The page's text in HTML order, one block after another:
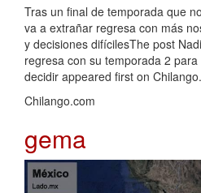
Tras un final de temporada que
va a extrañar regresa con más
y decisiones difícilesThe post
regresa con su temporada 2
decidir appeared first on Chilango.
Chilango.com
gema